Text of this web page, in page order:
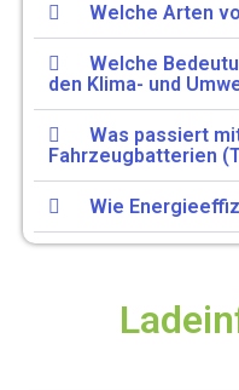
Welche Arten
Welche
den Klima- und
Was passiert
Fahrzeugbatterien
Wie